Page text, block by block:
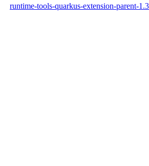
runtime-tools-quarkus-extension-parent-